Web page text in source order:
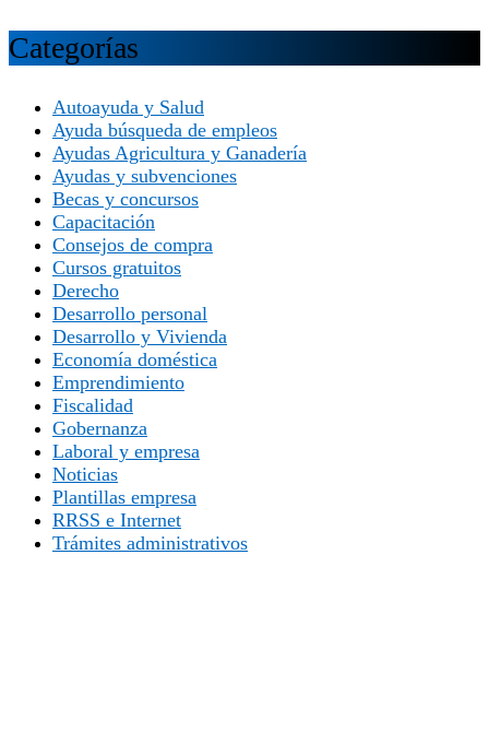
Categorías
Autoayuda y Salud
Ayuda búsqueda de empleos
Ayudas Agricultura y Ganadería
Ayudas y subvenciones
Becas y concursos
Capacitación
Consejos de compra
Cursos gratuitos
Derecho
Desarrollo personal
Desarrollo y Vivienda
Economía doméstica
Emprendimiento
Fiscalidad
Gobernanza
Laboral y empresa
Noticias
Plantillas empresa
RRSS e Internet
Trámites administrativos